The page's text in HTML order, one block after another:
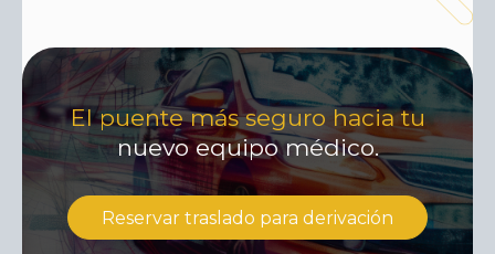
El puente más seguro hacia tu
nuevo equipo médico.
Reservar traslado para derivación